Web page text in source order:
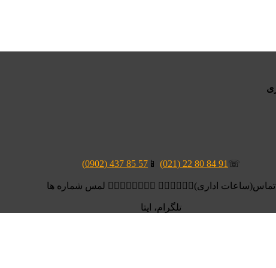
☏
91 84 80 22 (021)
📱
57 85 437 (0902)
تماس(ساعات اداری)👆🏻👆🏻👆🏻 👆🏻👆🏻👆🏻👆🏻 لمس شماره ها
تلگرام، ایتا